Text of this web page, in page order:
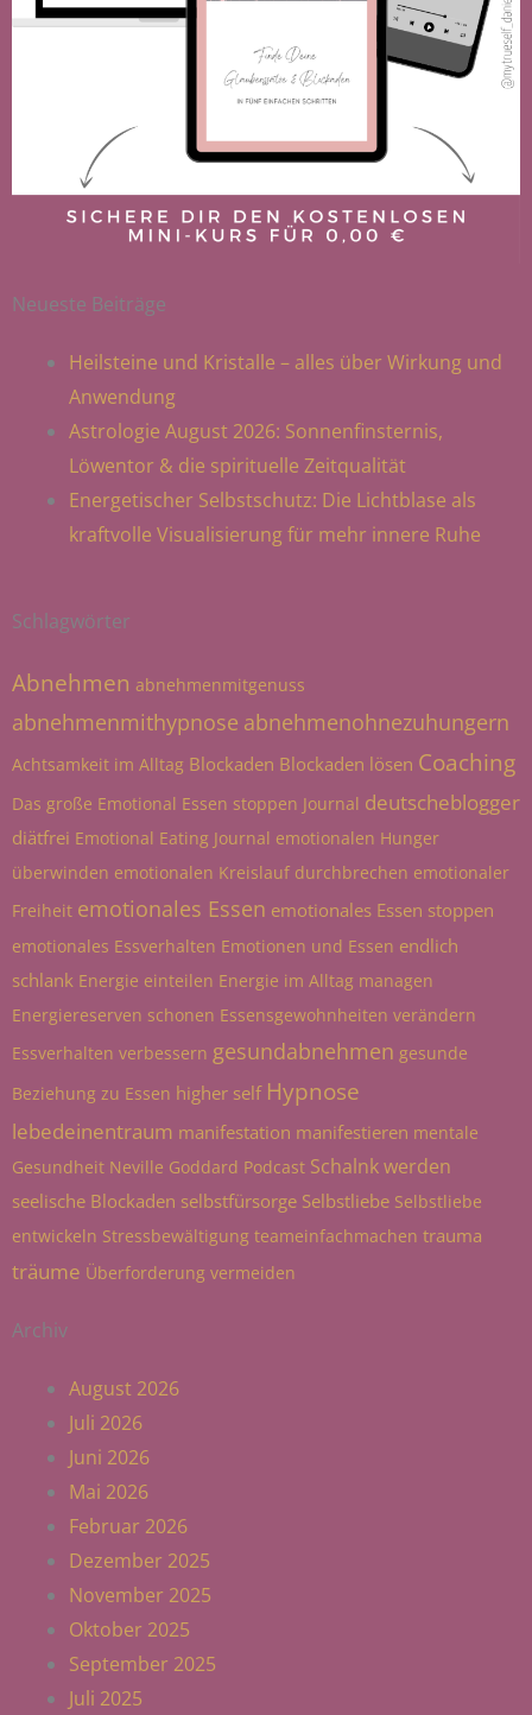
Neueste Beiträge
Heilsteine und Kristalle – alles über Wirkung und
Anwendung
Astrologie August 2026: Sonnenfinsternis,
Löwentor & die spirituelle Zeitqualität
Energetischer Selbstschutz: Die Lichtblase als
kraftvolle Visualisierung für mehr innere Ruhe
Schlagwörter
Abnehmen abnehmenmitgenuss
abnehmenmithypnose abnehmenohnezuhungern
Achtsamkeit im Alltag Blockaden Blockaden lösen Coaching
Das große Emotional Essen stoppen Journal deutscheblogger
diätfrei Emotional Eating Journal emotionalen Hunger
überwinden emotionalen Kreislauf durchbrechen emotionaler
Freiheit emotionales Essen emotionales Essen stoppen
emotionales Essverhalten Emotionen und Essen endlich
schlank Energie einteilen Energie im Alltag managen
Energiereserven schonen Essensgewohnheiten verändern
Essverhalten verbessern gesundabnehmen gesunde
Beziehung zu Essen higher self Hypnose
lebedeinentraum manifestation manifestieren mentale
Gesundheit Neville Goddard Podcast Schalnk werden
seelische Blockaden selbstfürsorge Selbstliebe Selbstliebe
entwickeln Stressbewältigung teameinfachmachen trauma
träume Überforderung vermeiden
Archiv
August 2026
Juli 2026
Juni 2026
Mai 2026
Februar 2026
Dezember 2025
November 2025
Oktober 2025
September 2025
Juli 2025